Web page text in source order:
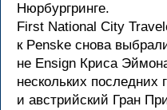
Нюрбургринге.
First National City
к Penske снова
не Ensign Криса
нескольких последних
и австрийский Гран